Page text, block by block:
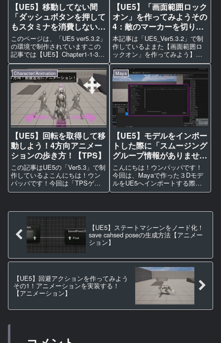
【UE5】移動してない間
「ダッシュボタンを押して
もスタミナを消費しない」
の実装方法【ゲーム制作】
このページは、「UE5 ver5.3.2」
の環境で制作されていますこの
記事では【UE5】Chapter1-1-3
ブースト（スタミナ）とダッシ
ュしたらスタミナ消費を実装し
よう！【ゲーム制作】にて、通
常のアクションゲームならある
はずの移動して…
【UE5】「画面範囲ロック
オン」を作ってみようその
4：敵のマーカーを切り替
えよう！【TPSシュータ
ー】
本記事は「UE5_Ver5.3.2」で制
作しているよまた【画面範囲ロ
ックオン」を作ってみよう】シ
リーズは、一部記事が「有料」
だよご理解のもと閲覧していっ
てねまた、前提条件として「射
撃システム」を実装する必要が
あるよまだしてないのなら下記
のU…
Character/Animation
【UE5】回転を取得して移
動しよう！4方向アニメー
ションの歩き方！【TPS】
この記事はUE5の「Ver5.3」で制
作しているよこんにちは！ウン
パッパです！今回は「TPSゲー
ム」で「エイム」をする際や
ーションをできるようにするよ
また、今回はアニメーションの
修正…
Maya
【UE5】モデルをインポー
トした際に「スムージング
グループ情報がありませ
ん」と表示された際の対処
法！【Maya】
こんにちは！ウンパッパです！
今回は、Mayaで作った３Dモデ
ルをUE5へインポートする際に⇩
画像のように「このFBXシーン
スポートする前に必ずFBX
【UE5】ステートマシーンをノード化！
save cahsed poseの生成方法【アニメー
ション】
【UE5】回避アクションを作ってみよう
その1！アニメーションを実装する！
【アニメーション】